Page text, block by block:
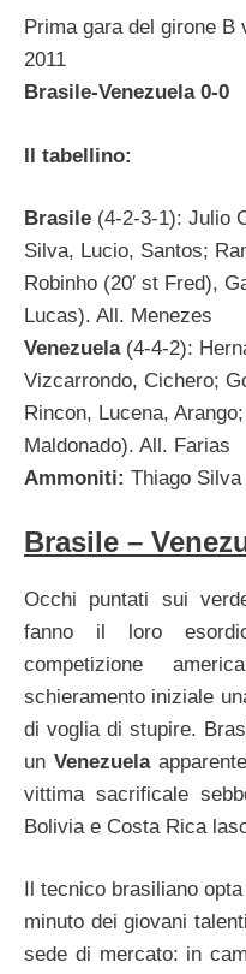
Prima gara del girone B
2011
Brasile-Venezuela 0-0
Il tabellino:
Brasile (4-2-3-1): Julio
Silva, Lucio, Santos;
Robinho (20′ st Fred),
Lucas). All. Menezes
Venezuela(4-4-2):
Vizcarrondo, Cichero;
Rincon, Lucena,
Maldonado). All. Farias
Ammoniti: Thiago
Brasile –
Occhi puntati sui
fanno il loro
competizione
schieramento iniziale
di voglia di stupire.
un Venezuela
vittima sacrificale
Bolivia e Costa Rica
Il tecnico brasiliano
minuto dei giovani
sede di mercato: in